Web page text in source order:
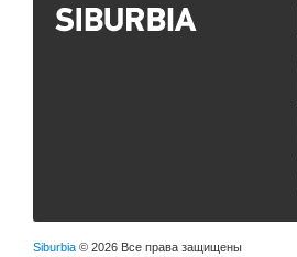
Siburbia © 2026 Все права защищены